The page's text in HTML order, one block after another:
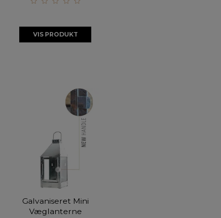
VIS PRODUKT
Galvaniseret Mini
Væglanterne